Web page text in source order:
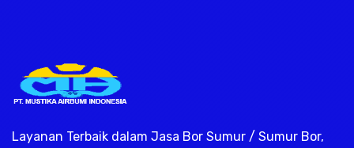
Layanan Terbaik dalam Jasa Bor Sumur / Sumur Bor,